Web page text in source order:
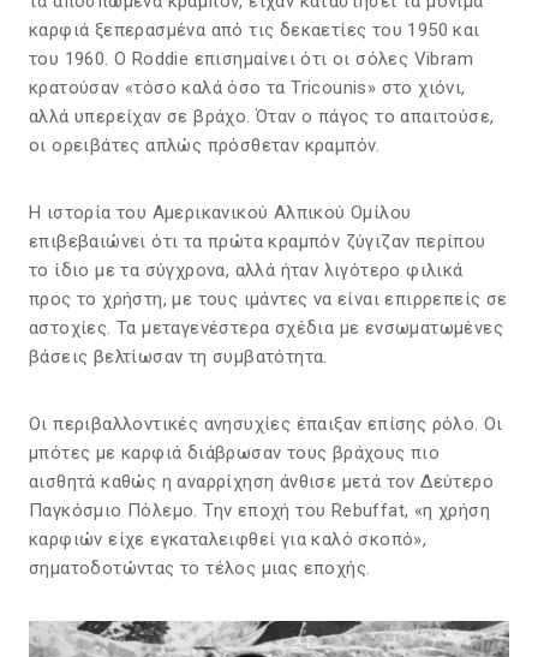
καρφιά ξεπερασμένα από τις δεκαετίες του 1950 και
του 1960. Ο Roddie επισημαίνει ότι οι σόλες Vibram
κρατούσαν «τόσο καλά όσο τα Tricounis» στο χιόνι,
αλλά υπερείχαν σε βράχο. Όταν ο πάγος το απαιτούσε,
οι ορειβάτες απλώς πρόσθεταν κραμπόν.
Η ιστορία του Αμερικανικού Αλπικού Ομίλου
επιβεβαιώνει ότι τα πρώτα κραμπόν ζύγιζαν περίπου
το ίδιο με τα σύγχρονα, αλλά ήταν λιγότερο φιλικά
προς το χρήστη, με τους ιμάντες να είναι επιρρεπείς σε
αστοχίες. Τα μεταγενέστερα σχέδια με ενσωματωμένες
βάσεις βελτίωσαν τη συμβατότητα.
Οι περιβαλλοντικές ανησυχίες έπαιξαν επίσης ρόλο. Οι
μπότες με καρφιά διάβρωσαν τους βράχους πιο
αισθητά καθώς η αναρρίχηση άνθισε μετά τον Δεύτερο
Παγκόσμιο Πόλεμο. Την εποχή του Rebuffat, «η χρήση
καρφιών είχε εγκαταλειφθεί για καλό σκοπό»,
σηματοδοτώντας το τέλος μιας εποχής.